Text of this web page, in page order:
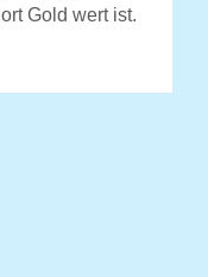
Gold wert ist.